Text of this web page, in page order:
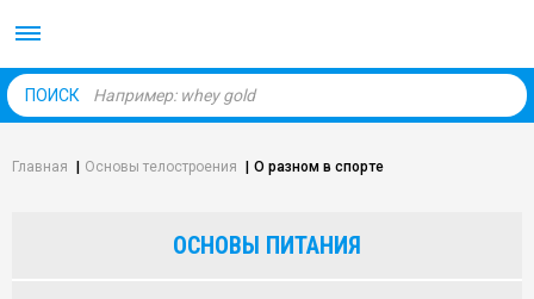
ПОИСК
Главная Основы телостроения О разном в спорте
ОСНОВЫ ПИТАНИЯ